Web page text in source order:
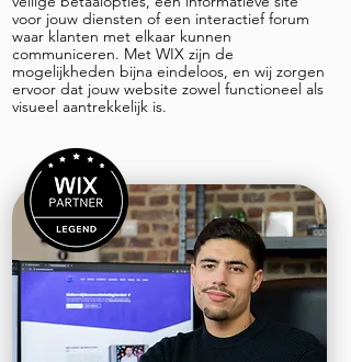
voor jouw diensten of een interactief forum
waar klanten met elkaar kunnen
communiceren. Met WIX zijn de
mogelijkheden bijna eindeloos, en wij zorgen
ervoor dat jouw website zowel functioneel als
visueel aantrekkelijk is.